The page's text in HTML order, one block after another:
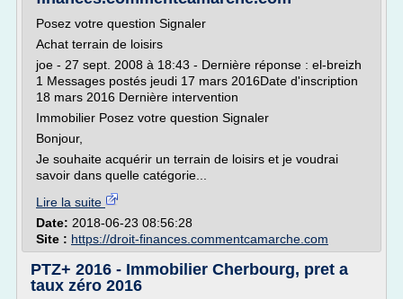
Posez votre question Signaler
Achat terrain de loisirs
joe - 27 sept. 2008 à 18:43 - Dernière réponse : el-breizh
1 Messages postés jeudi 17 mars 2016Date d'inscription
18 mars 2016 Dernière intervention
Immobilier Posez votre question Signaler
Bonjour,
Je souhaite acquérir un terrain de loisirs et je voudrai
savoir dans quelle catégorie...
Lire la suite
Date: 2018-06-23 08:56:28
Site : https://droit-finances.commentcamarche.com
PTZ+ 2016 - Immobilier Cherbourg, pret a
taux zéro 2016